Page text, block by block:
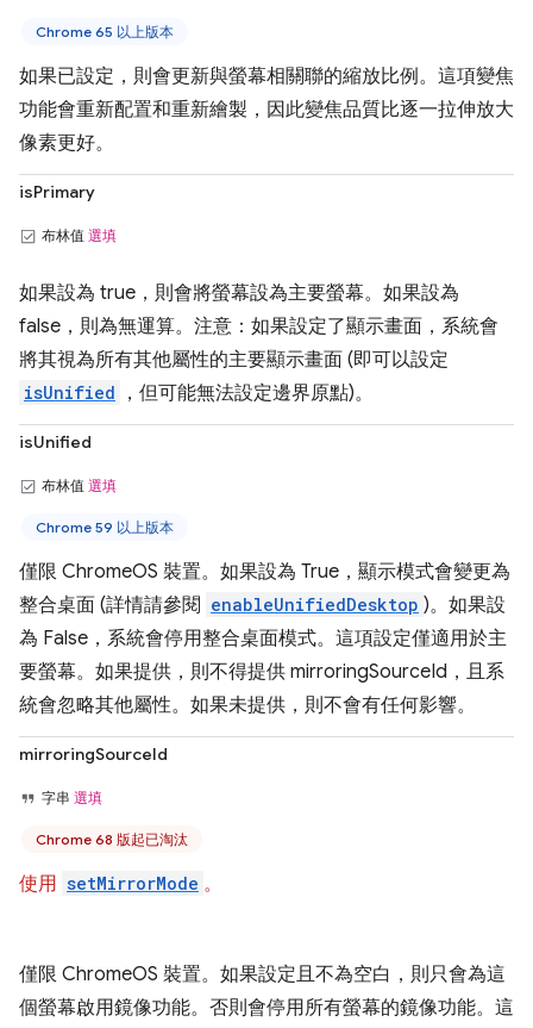
Chrome 65 以上版本
如果已設定，則會更新與螢幕相關聯的縮放比例。這項變焦
功能會重新配置和重新繪製，因此變焦品質比逐一拉伸放大
像素更好。
isPrimary
布林值 選填
如果設為 true，則會將螢幕設為主要螢幕。如果設為
false，則為無運算。注意：如果設定了顯示畫面，系統會
將其視為所有其他屬性的主要顯示畫面 (即可以設定
isUnified ，但可能無法設定邊界原點)。
isUnified
布林值 選填
Chrome 59 以上版本
僅限 ChromeOS 裝置。如果設為 True，顯示模式會變更為
整合桌面 (詳情請參閱 enableUnifiedDesktop )。如果設
為 False，系統會停用整合桌面模式。這項設定僅適用於主
要螢幕。如果提供，則不得提供 mirroringSourceId，且系
統會忽略其他屬性。如果未提供，則不會有任何影響。
mirroringSourceId
字串 選填
Chrome 68 版起已淘汰
使用 setMirrorMode 。
僅限 ChromeOS 裝置。如果設定且不為空白，則只會為這
個螢幕啟用鏡像功能。否則會停用所有螢幕的鏡像功能。這